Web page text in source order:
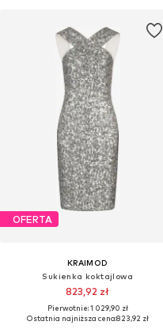
OFERTA
KRAIMOD
Sukienka koktajlowa
823,92 zł
Pierwotnie: 1 029,90 zł
Ostatnia najniższa cena:823,92 zł